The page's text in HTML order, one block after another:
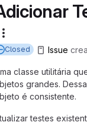
Closed Issue
classe utilitária
grandes.
é consistente.
testes